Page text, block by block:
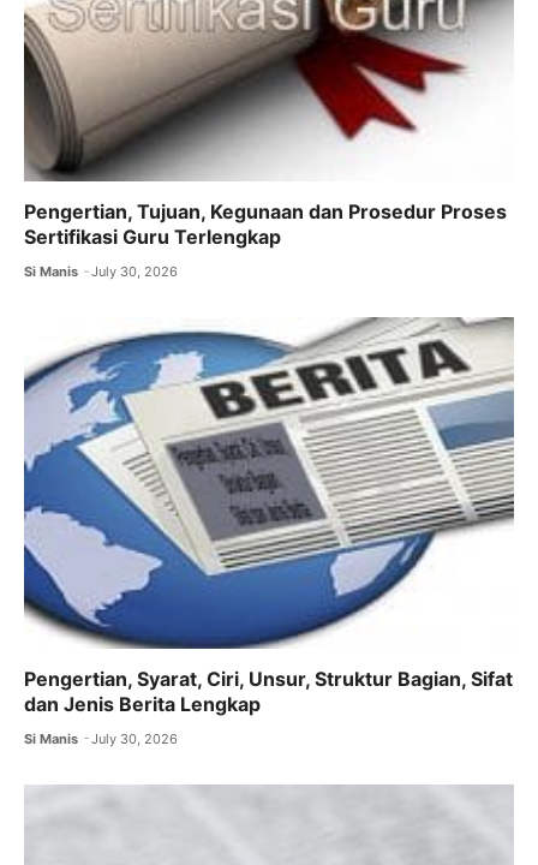
Pengertian, Tujuan, Kegunaan dan Prosedur Proses
Sertifikasi Guru Terlengkap
Si Manis July 30, 2026
Pengertian, Syarat, Ciri, Unsur, Struktur Bagian, Sifat
dan Jenis Berita Lengkap
Si Manis July 30, 2026